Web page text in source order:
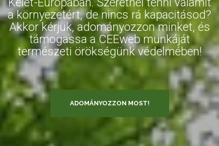
a környezetért, de nincs rá kapacitásod?
Akkor kérjük, adományozzon minket, és
támogassa a CEEweb munkáját
természeti örökségünk védelmében!
ADOMÁNYOZZON MOST!